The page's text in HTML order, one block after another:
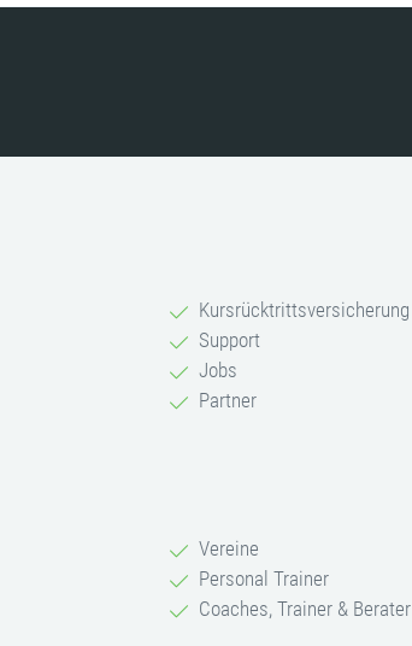
Kursrücktrittsversicherung
Support
Jobs
Partner
Vereine
Personal Trainer
Coaches, Trainer & Berater